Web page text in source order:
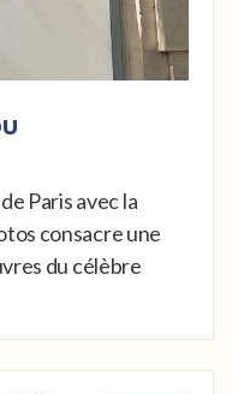
Paris avec la
consacre une
du célèbre